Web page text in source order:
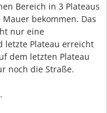
Bereich in 3 Plateaus
bekommen. Das
nur eine
letzte Plateau erreicht
dem letzten Plateau
noch die Straße.